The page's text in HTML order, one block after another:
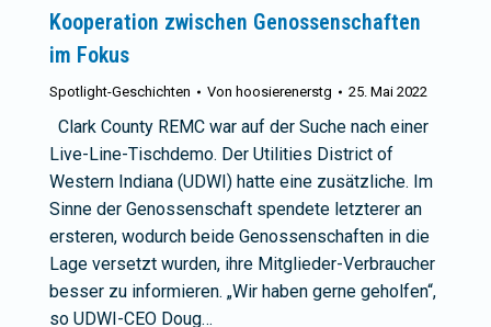
Kooperation zwischen Genossenschaften
im Fokus
Spotlight-Geschichten Von hoosierenerstg 25. Mai 2022
Clark County REMC war auf der Suche nach einer
Live-Line-Tischdemo. Der Utilities District of
Western Indiana (UDWI) hatte eine zusätzliche. Im
Sinne der Genossenschaft spendete letzterer an
ersteren, wodurch beide Genossenschaften in die
Lage versetzt wurden, ihre Mitglieder-Verbraucher
besser zu informieren. „Wir haben gerne geholfen“,
so UDWI-CEO Doug…